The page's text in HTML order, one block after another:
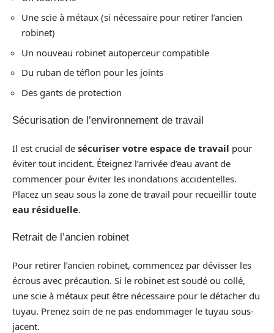
Une scie à métaux (si nécessaire pour retirer l’ancien
robinet)
Un nouveau robinet autoperceur compatible
Du ruban de téflon pour les joints
Des gants de protection
Sécurisation de l’environnement de travail
Il est crucial de sécuriser votre espace de travail pour
éviter tout incident. Éteignez l’arrivée d’eau avant de
commencer pour éviter les inondations accidentelles.
Placez un seau sous la zone de travail pour recueillir toute
eau résiduelle.
Retrait de l’ancien robinet
Pour retirer l’ancien robinet, commencez par dévisser les
écrous avec précaution. Si le robinet est soudé ou collé,
une scie à métaux peut être nécessaire pour le détacher du
tuyau. Prenez soin de ne pas endommager le tuyau sous-
jacent.